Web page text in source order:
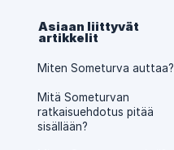
Asiaan liittyvät
artikkelit
Miten Someturva auttaa?
Mitä Someturvan
ratkaisuehdotus pitää
sisällään?